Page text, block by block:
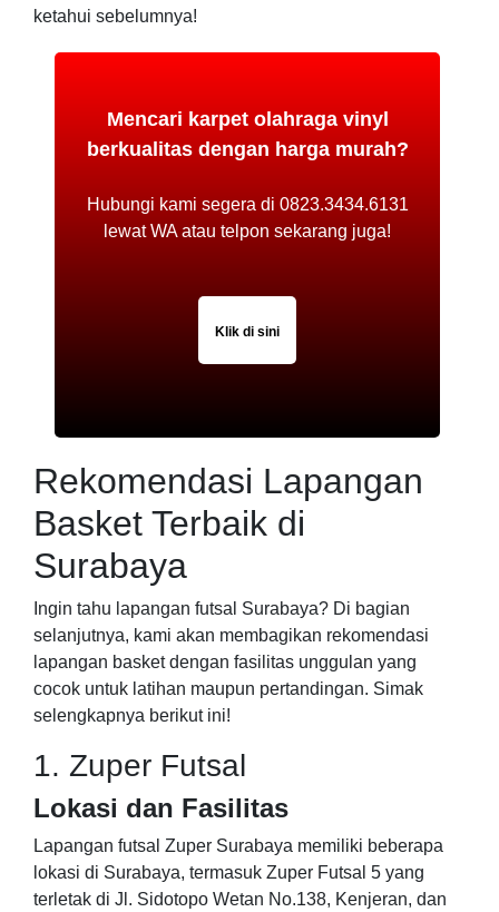
ketahui sebelumnya!
Mencari karpet olahraga vinyl
berkualitas dengan harga murah?
Hubungi kami segera di 0823.3434.6131
lewat WA atau telpon sekarang juga!
Klik di sini
Rekomendasi Lapangan
Basket Terbaik di
Surabaya
Ingin tahu lapangan futsal Surabaya? Di bagian
selanjutnya, kami akan membagikan rekomendasi
lapangan basket dengan fasilitas unggulan yang
cocok untuk latihan maupun pertandingan. Simak
selengkapnya berikut ini!
1. Zuper Futsal
Lokasi dan Fasilitas
Lapangan futsal Zuper Surabaya memiliki beberapa
lokasi di Surabaya, termasuk Zuper Futsal 5 yang
terletak di Jl. Sidotopo Wetan No.138, Kenjeran, dan